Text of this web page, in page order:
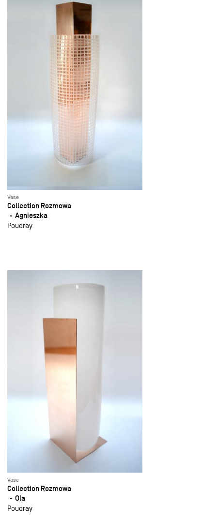
Vase
Collection Rozmowa
Agnieszka
Poudray
Vase
Collection Rozmowa
Ola
Poudray